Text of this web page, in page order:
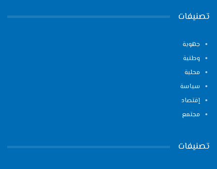
تصنيفات
جهوية
وطنية
محلية
سياسة
إقتصاد
مجتمع
تصنيفات